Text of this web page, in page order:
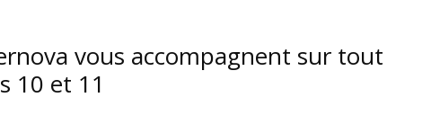
vous accompagnent sur tout
10 et 11